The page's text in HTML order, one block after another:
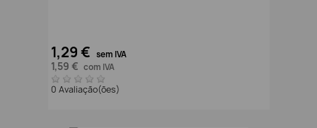
1,29 € sem IVA
1,59 € com IVA
0 Avaliação(ões)